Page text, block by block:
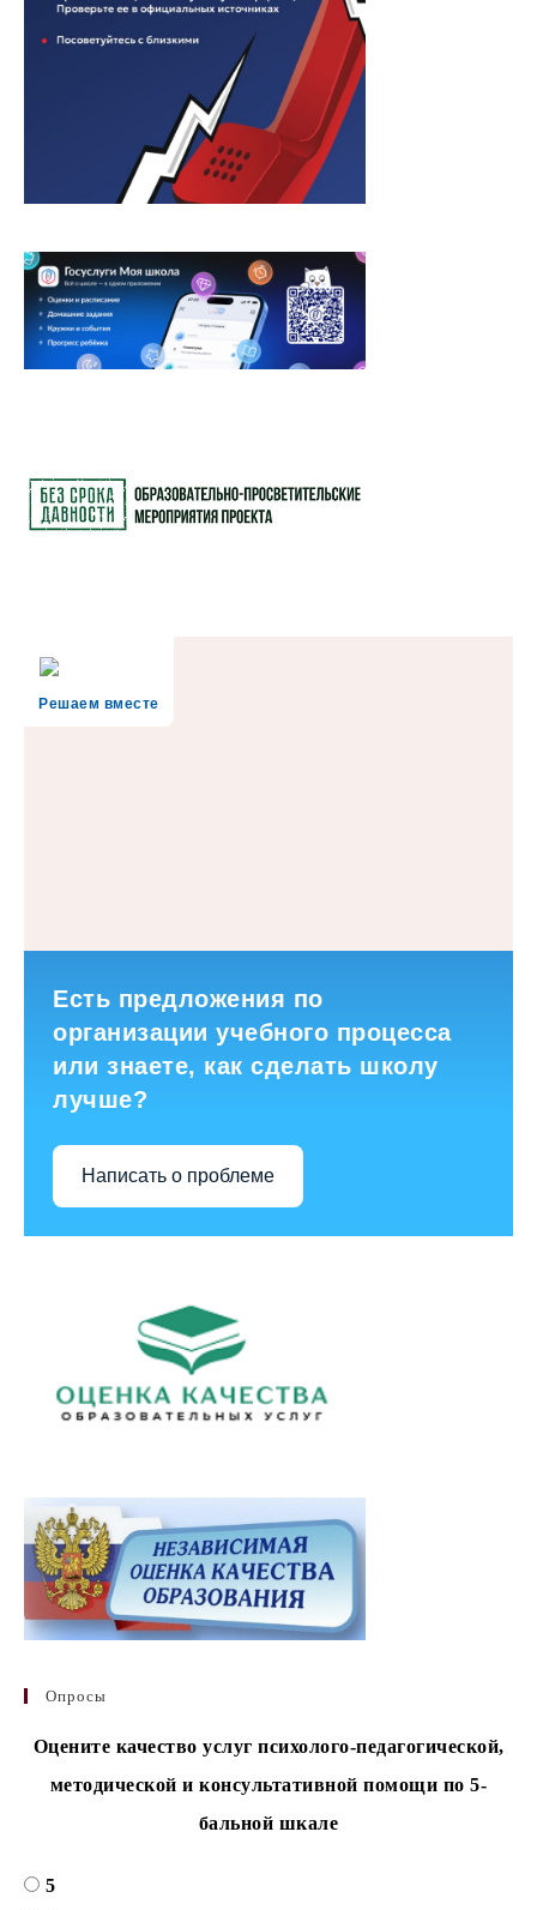
Решаем вместе
Есть предложения по
организации учебного процесса
или знаете, как сделать школу
лучше?
Написать о проблеме
Опросы
Оцените качество услуг психолого-педагогической,
методической и консультативной помощи по 5-
бальной шкале
5